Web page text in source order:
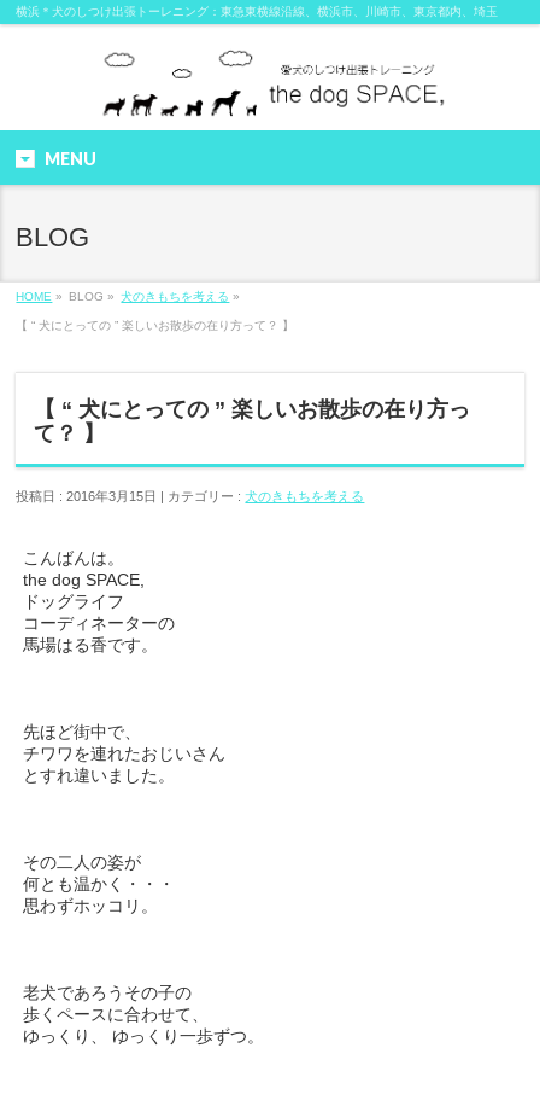
横浜＊犬のしつけ出張トーレニング：東急東横線沿線、横浜市、川崎市、東京都内、埼玉
MENU
BLOG
HOME » BLOG » 犬のきもちを考える »
【 “ 犬にとっての ” 楽しいお散歩の在り方って？ 】
【 “ 犬にとっての ” 楽しいお散歩の在り方っ
て？ 】
投稿日 : 2016年3月15日 | カテゴリー :犬のきもちを考える
こんばんは。
the dog SPACE,
ドッグライフ
コーディネーターの
馬場はる香です。
先ほど街中で、
チワワを連れたおじいさん
とすれ違いました。
その二人の姿が
何とも温かく・・・
思わずホッコリ。
老犬であろうその子の
歩くペースに合わせて、
ゆっくり、 ゆっくり一歩ずつ。